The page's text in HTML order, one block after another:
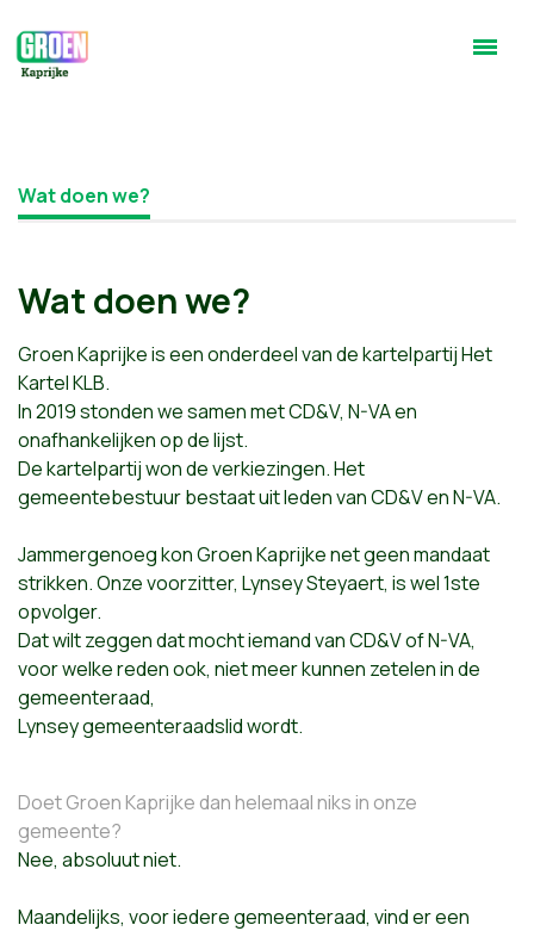
Wat doen we?
Wat doen we?
Groen Kaprijke is een onderdeel van de kartelpartij Het
Kartel KLB.
In 2019 stonden we samen met CD&V, N-VA en
onafhankelijken op de lijst.
De kartelpartij won de verkiezingen. Het
gemeentebestuur bestaat uit leden van CD&V en N-VA.
Jammergenoeg kon Groen Kaprijke net geen mandaat
strikken. Onze voorzitter, Lynsey Steyaert, is wel 1ste
opvolger.
Dat wilt zeggen dat mocht iemand van CD&V of N-VA,
voor welke reden ook, niet meer kunnen zetelen in de
gemeenteraad,
Lynsey gemeenteraadslid wordt.
Doet Groen Kaprijke dan helemaal niks in onze
gemeente?
Nee, absoluut niet.
Maandelijks, voor iedere gemeenteraad, vind er een